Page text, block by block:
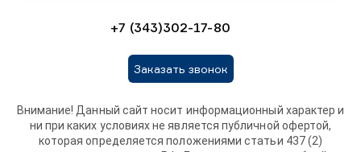
+7 (343)302-17-80
Заказать звонок
Внимание! Данный сайт носит информационный характер и
ни при каких условиях не является публичной офертой,
которая определяется положениями статьи 437 (2)